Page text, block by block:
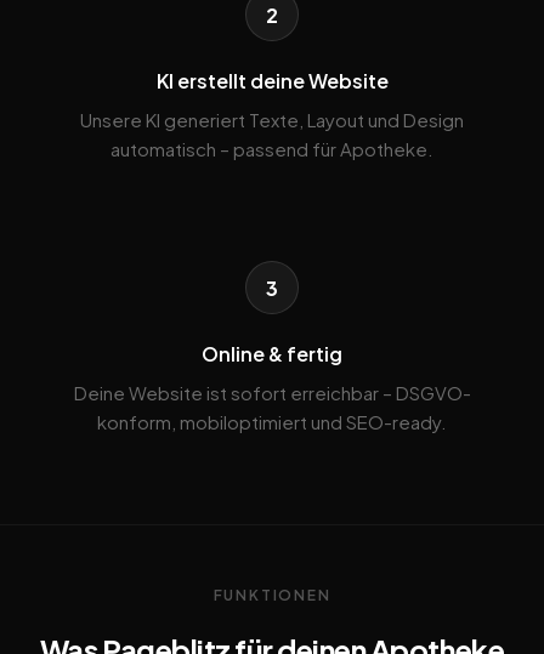
2
KI erstellt deine Website
Unsere KI generiert Texte, Layout und Design
automatisch – passend für Apotheke.
3
Online & fertig
Deine Website ist sofort erreichbar – DSGVO-
konform, mobiloptimiert und SEO-ready.
FUNKTIONEN